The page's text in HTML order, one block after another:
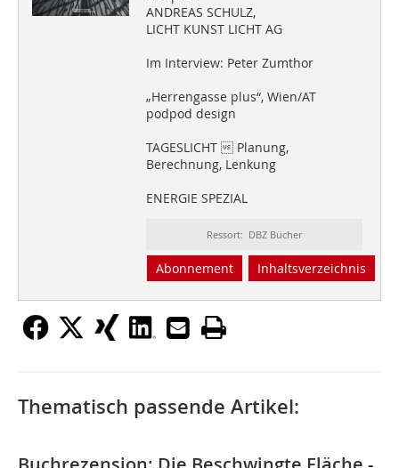
ANDREAS SCHULZ,
LICHT KUNST LICHT AG
Im Interview: Peter Zumthor
„Herrengasse plus“, Wien/AT
podpod design
TAGESLICHT  Planung,
Berechnung, Lenkung
ENERGIE SPEZIAL
Ressort: DBZ Bücher
Abonnement Inhaltsverzeichnis
Thematisch passende Artikel: